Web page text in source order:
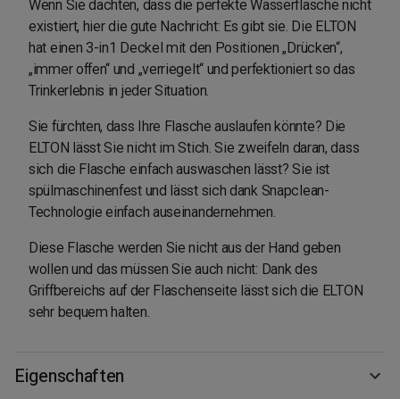
Wenn Sie dachten, dass die perfekte Wasserflasche nicht
existiert, hier die gute Nachricht: Es gibt sie. Die ELTON
hat einen 3-in1 Deckel mit den Positionen „Drücken“,
„immer offen“ und „verriegelt“ und perfektioniert so das
Trinkerlebnis in jeder Situation.
Sie fürchten, dass Ihre Flasche auslaufen könnte? Die
ELTON lässt Sie nicht im Stich. Sie zweifeln daran, dass
sich die Flasche einfach auswaschen lässt? Sie ist
spülmaschinenfest und lässt sich dank Snapclean-
Technologie einfach auseinandernehmen.
Diese Flasche werden Sie nicht aus der Hand geben
wollen und das müssen Sie auch nicht: Dank des
Griffbereichs auf der Flaschenseite lässt sich die ELTON
sehr bequem halten.
Eigenschaften